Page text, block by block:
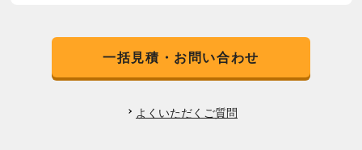
一括見積・お問い合わせ
よくいただくご質問